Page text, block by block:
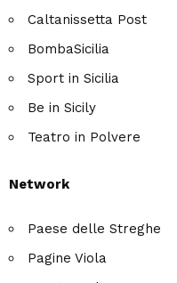
Caltanissetta Post
BombaSicilia
Sport in Sicilia
Be in Sicily
Teatro in Polvere
Network
Paese delle Streghe
Pagine Viola